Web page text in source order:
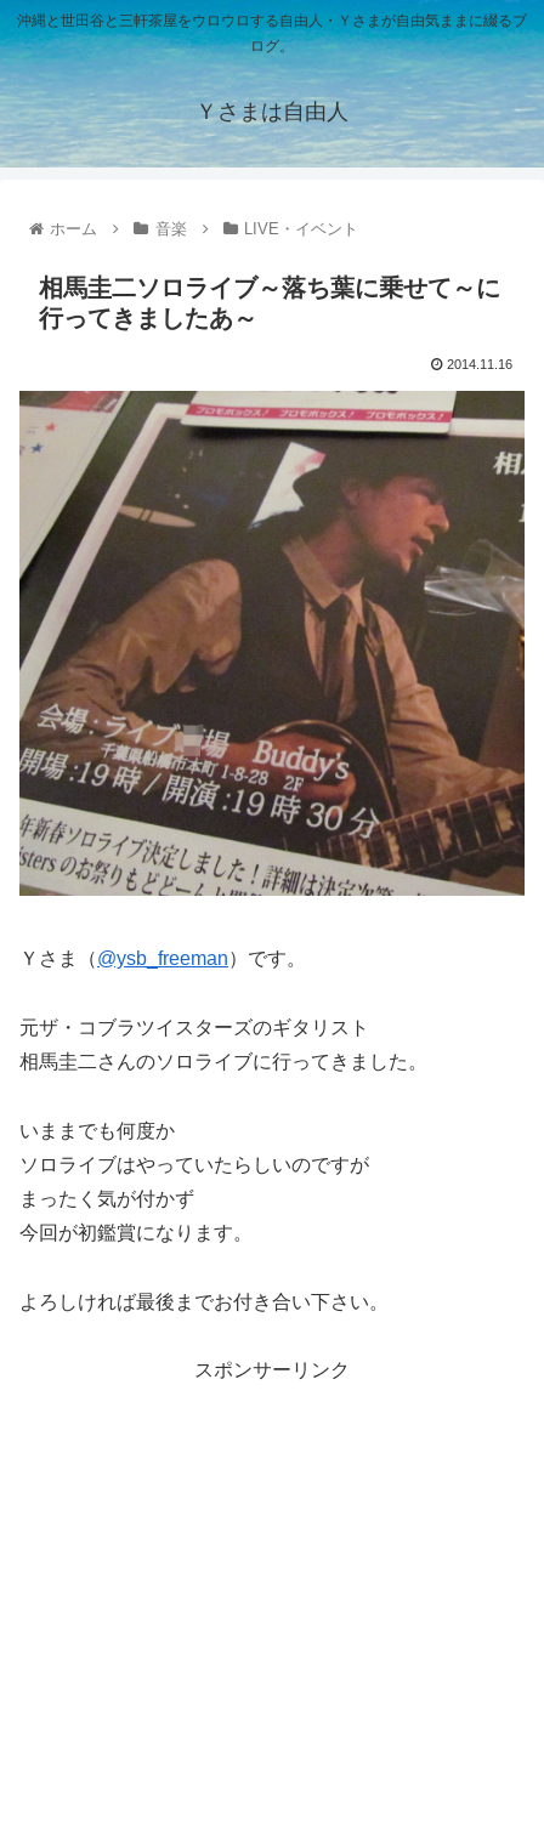
沖縄と世田谷と三軒茶屋をウロウロする自由人・Ｙさまが自由気ままに綴るブ
ログ。
Ｙさまは自由人
ホーム 音楽 LIVE・イベント
相馬圭二ソロライブ～落ち葉に乗せて～に
行ってきましたあ～
2014.11.16
Ｙさま（@ysb_freeman）です。
元ザ・コブラツイスターズのギタリスト
相馬圭二さんのソロライブに行ってきました。
いままでも何度か
ソロライブはやっていたらしいのですが
まったく気が付かず
今回が初鑑賞になります。
よろしければ最後までお付き合い下さい。
スポンサーリンク